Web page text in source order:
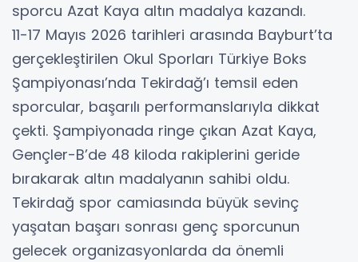
sporcu Azat Kaya altın madalya kazandı.
11-17 Mayıs 2026 tarihleri arasında Bayburt’ta
gerçekleştirilen Okul Sporları Türkiye Boks
Şampiyonası’nda Tekirdağ’ı temsil eden
sporcular, başarılı performanslarıyla dikkat
çekti. Şampiyonada ringe çıkan Azat Kaya,
Gençler-B’de 48 kiloda rakiplerini geride
bırakarak altın madalyanın sahibi oldu.
Tekirdağ spor camiasında büyük sevinç
yaşatan başarı sonrası genç sporcunun
gelecek organizasyonlarda da önemli